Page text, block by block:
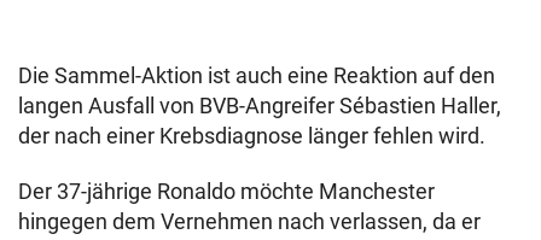
Die Sammel-Aktion ist auch eine Reaktion auf den
langen Ausfall von BVB-Angreifer Sébastien Haller,
der nach einer Krebsdiagnose länger fehlen wird.
Der 37-jährige Ronaldo möchte Manchester
hingegen dem Vernehmen nach verlassen, da er